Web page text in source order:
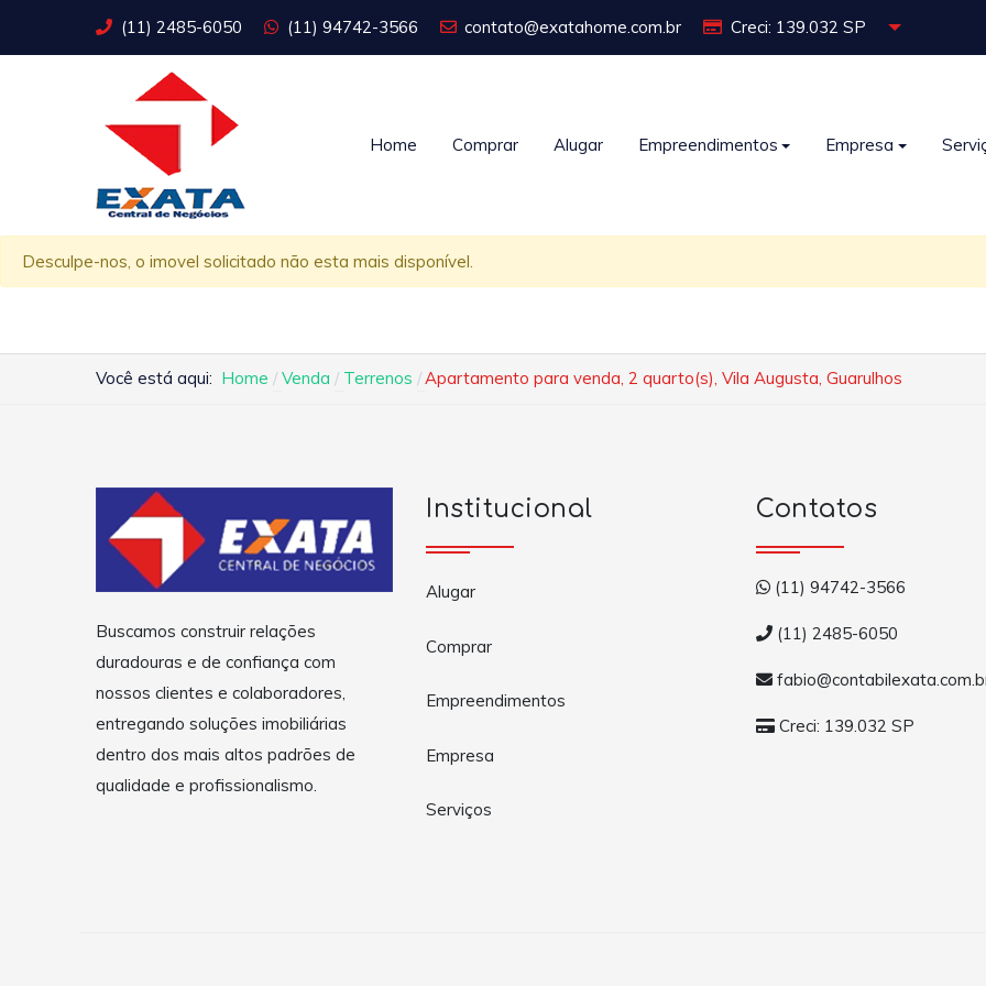
(11) 2485-6050 (11) 94742-3566 contato@exatahome.com.br Creci: 139.032 SP
Home Comprar Alugar Empreendimentos Empresa
Desculpe-nos, o imovel solicitado não esta mais disponível.
Você está aqui: Home Venda Terrenos Apartamento para venda, 2 quarto(s), Vila Augusta, Guarulhos
Buscamos construir relações
duradouras e de confiança com
nossos clientes e colaboradores,
entregando soluções imobiliárias
dentro dos mais altos padrões de
qualidade e profissionalismo.
Institucional
Alugar
Comprar
Empreendimentos
Empresa
Serviços
Contatos
(11) 94742-3566
(11) 2485-6050
Creci: 139.032 SP